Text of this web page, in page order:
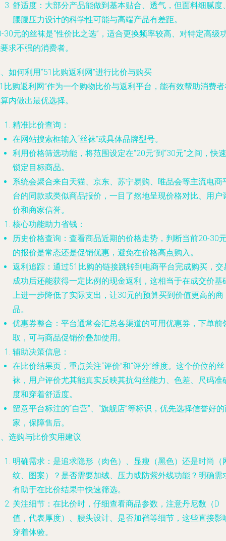
舒适度 ：大部分产品能做到基本贴合、透气，但面料细腻度
腰腹压力设计的科学性可能与高端产品有差距。
30元的丝袜是“性价比之选”，适合更换频率较高、对特定高级
求不强的消费者。
如何利用“51比购返利网”进行比价与购买
比购返利网”作为一个购物比价与返利平台，能有效帮助消费
内做出最优选择。
精准比价查询 ：
在网站搜索框输入“丝袜”或具体品牌型号。
利用价格筛选功能，将范围设定在“20元”到“30元”之间，快速
锁定目标商品。
系统会聚合来自天猫、京东、苏宁易购、唯品会等主流电商
台的同款或类似商品报价，一目了然地呈现价格对比、用户
价和商家信誉。
核心功能助力省钱 ：
历史价格查询 ：查看商品近期的价格走势，判断当前20-30
的报价是常态还是促销优惠，避免在价格高点购入。
返利追踪 ：通过51比购的链接跳转到电商平台完成购买，交
成功后还能获得一定比例的现金返利，这相当于在成交价基
上进一步降低了实际支出，让30元的预算买到价值更高的商
品。
优惠券整合 ：平台通常会汇总各渠道的可用优惠券，下单前
取，可与商品促销价叠加使用。
辅助决策信息 ：
在比价结果页，重点关注“评价”和“评分”维度。这个价位的丝
袜，用户评价尤其能真实反映其抗勾丝能力、色差、尺码准
度和穿着舒适度。
留意平台标注的“自营”、“旗舰店”等标识，优先选择信誉好
家，保障售后。
选购与比价实用建议
明确需求 ：是追求隐形（肉色）、显瘦（黑色）还是时尚（
纹、图案）？是否需要加绒、压力或防紫外线功能？明确需
有助于在比价结果中快速筛选。
关注细节 ：在比价时，仔细查看商品参数，注意丹尼数（D
值，代表厚度）、腰头设计、是否加裆等细节，这些直接影
穿着体验。